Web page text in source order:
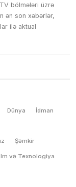
bölmələri üzrə
ən son xəbərlər,
ilə aktual
Dünya İdman
Şəmkir
və Texnologiya